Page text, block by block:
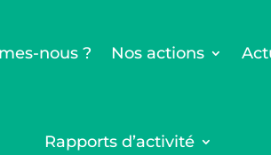
nous ? Nos actions
Rapports d’activité